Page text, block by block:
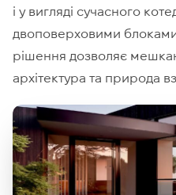
і у вигляді сучасного
двоповерховими
рішення дозволяє
архітектура та природа